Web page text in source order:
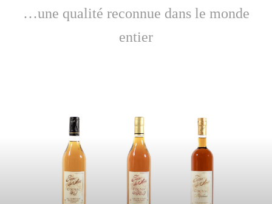
…une qualité reconnue dans le monde
entier